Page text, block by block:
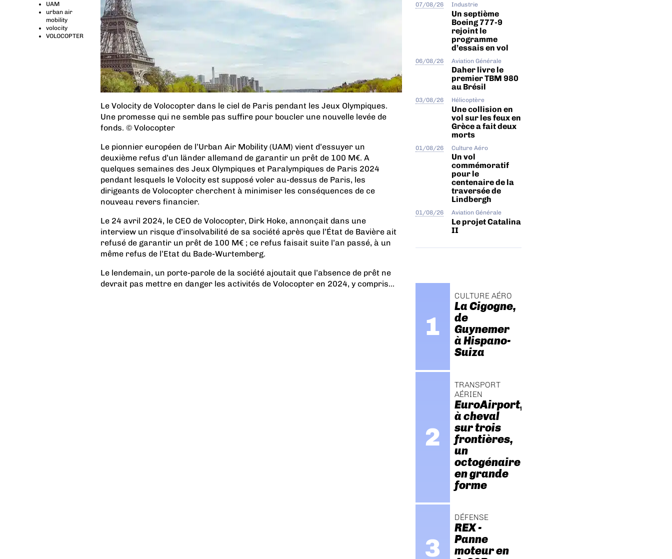
UAM
urban air
mobility
volocity
VOLOCOPTER
Le Volocity de Volocopter dans le ciel de Paris pendant les Jeux Olympiques.
Une promesse qui ne semble pas suffire pour boucler une nouvelle levée de
fonds. © Volocopter
Le pionnier européen de l’Urban Air Mobility (UAM) vient d’essuyer un
deuxième refus d’un länder allemand de garantir un prêt de 100 M€. A
quelques semaines des Jeux Olympiques et Paralympiques de Paris 2024
pendant lesquels le Volocity est supposé voler au-dessus de Paris, les
dirigeants de Volocopter cherchent à minimiser les conséquences de ce
nouveau revers financier.
Le 24 avril 2024, le CEO de Volocopter, Dirk Hoke, annonçait dans une
interview un risque d’insolvabilité de sa société après que l’État de Bavière ait
refusé de garantir un prêt de 100 M€; ce refus faisait suite l’an passé, à un
même refus de l’Etat du Bade-Wurtemberg.
Le lendemain, un porte-parole de la société ajoutait que l’absence de prêt ne
devrait pas mettre en danger les activités de Volocopter en 2024, y compris...
07/08/26 Industrie
Un septième
Boeing 777-9
rejoint le
programme
d’essais en vol
06/08/26 Aviation Générale
Daher livre le
premier TBM 980
au Brésil
03/08/26 Hélicoptère
Une collision en
vol sur les feux en
Grèce a fait deux
morts
01/08/26 Culture Aéro
Un vol
commémoratif
pour le
centenaire de la
traversée de
Lindbergh
01/08/26 Aviation Générale
Le projet Catalina
II
CULTURE AÉRO
La Cigogne,
de
Guynemer
à Hispano-
Suiza
TRANSPORT
AÉRIEN
EuroAirport,
à cheval
sur trois
frontières,
un
octogénaire
en grande
forme
DÉFENSE
REX -
Panne
moteur en